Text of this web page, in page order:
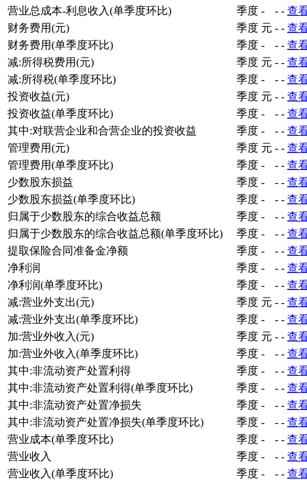
营业总成本-利息收入(单季度环比) 季度 - - - 查
财务费用(元)
季度 元 - - 查
财务费用(单季度环比)
季度 - - - 查
减:所得税费用(元)
季度 元 - - 查
减:所得税(单季度环比)
季度 - - - 查
投资收益(元)
季度 元 - - 查
投资收益(单季度环比)
季度 - - - 查
其中:对联营企业和合营企业的投资收益
季度 - - - 查
管理费用(元)
季度 元 - - 查
管理费用(单季度环比)
季度 - - - 查
少数股东损益
季度 - - - 查
少数股东损益(单季度环比)
季度 - - - 查
归属于少数股东的综合收益总额
季度 - - - 查
归属于少数股东的综合收益总额(单季度环比)
季度 - - - 查
提取保险合同准备金净额
季度 - - - 查
净利润
季度 - - - 查
净利润(单季度环比)
季度 - - - 查
减:营业外支出(元)
季度 元 - - 查
减:营业外支出(单季度环比)
季度 - - - 查
加:营业外收入(元)
季度 元 - - 查
加:营业外收入(单季度环比)
季度 - - - 查
其中:非流动资产处置利得
季度 - - - 查
其中:非流动资产处置利得(单季度环比)
季度 - - - 查
其中:非流动资产处置净损失
季度 - - - 查
其中:非流动资产处置净损失(单季度环比)
季度 - - - 查
营业成本(单季度环比)
季度 - - - 查
营业收入
季度 - - - 查
营业收入(单季度环比)
季度 - - - 查